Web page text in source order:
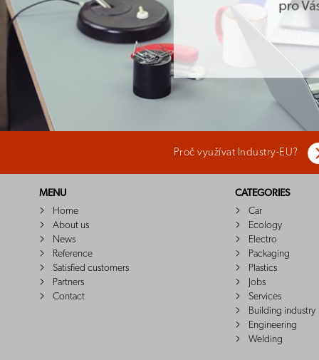
Proč využívat Industry-EU?
MENU
Home
About us
News
Reference
Satisfied customers
Partners
Contact
CATEGORIES
Car
Ecology
Electro
Packaging
Plastics
Jobs
Services
Building industry
Engineering
Welding